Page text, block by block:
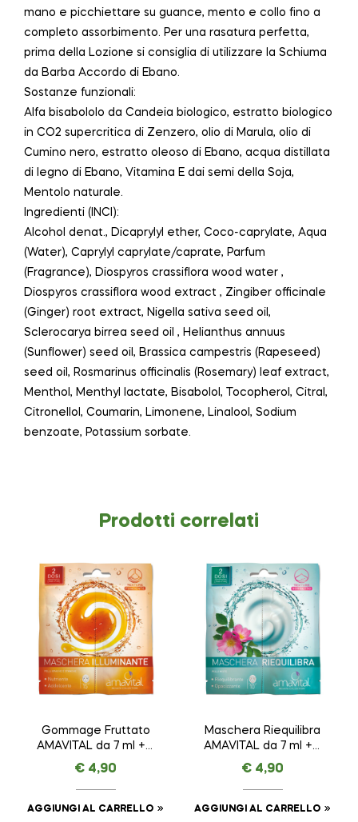
mano e picchiettare su guance, mento e collo fino a
completo assorbimento. Per una rasatura perfetta,
prima della Lozione si consiglia di utilizzare la Schiuma
da Barba Accordo di Ebano.
Sostanze funzionali:
Alfa bisabololo da Candeia biologico, estratto biologico
in CO2 supercritica di Zenzero, olio di Marula, olio di
Cumino nero, estratto oleoso di Ebano, acqua distillata
di legno di Ebano, Vitamina E dai semi della Soja,
Mentolo naturale.
Ingredienti (INCI):
Alcohol denat., Dicaprylyl ether, Coco-caprylate, Aqua
(Water), Caprylyl caprylate/caprate, Parfum
(Fragrance), Diospyros crassiflora wood water ,
Diospyros crassiflora wood extract , Zingiber officinale
(Ginger) root extract, Nigella sativa seed oil,
Sclerocarya birrea seed oil , Helianthus annuus
(Sunflower) seed oil, Brassica campestris (Rapeseed)
seed oil, Rosmarinus officinalis (Rosemary) leaf extract,
Menthol, Menthyl lactate, Bisabolol, Tocopherol, Citral,
Citronellol, Coumarin, Limonene, Linalool, Sodium
benzoate, Potassium sorbate.
Prodotti correlati
Gommage Fruttato
AMAVITAL da 7 ml + 7
ml
€ 4,90
AGGIUNGI AL CARRELLO
Maschera Riequilibra
AMAVITAL da 7 ml + 7
ml
€ 4,90
AGGIUNGI AL CARRELLO